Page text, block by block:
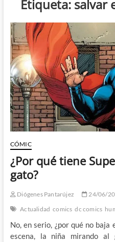
Etiqueta: salvar
CÓMIC
¿Por qué tiene
gato?
Diógenes Pantarújez 24/06/
Actualidad comics dc comics
No, en serio, ¿por qué no
escena, la niña mirando al